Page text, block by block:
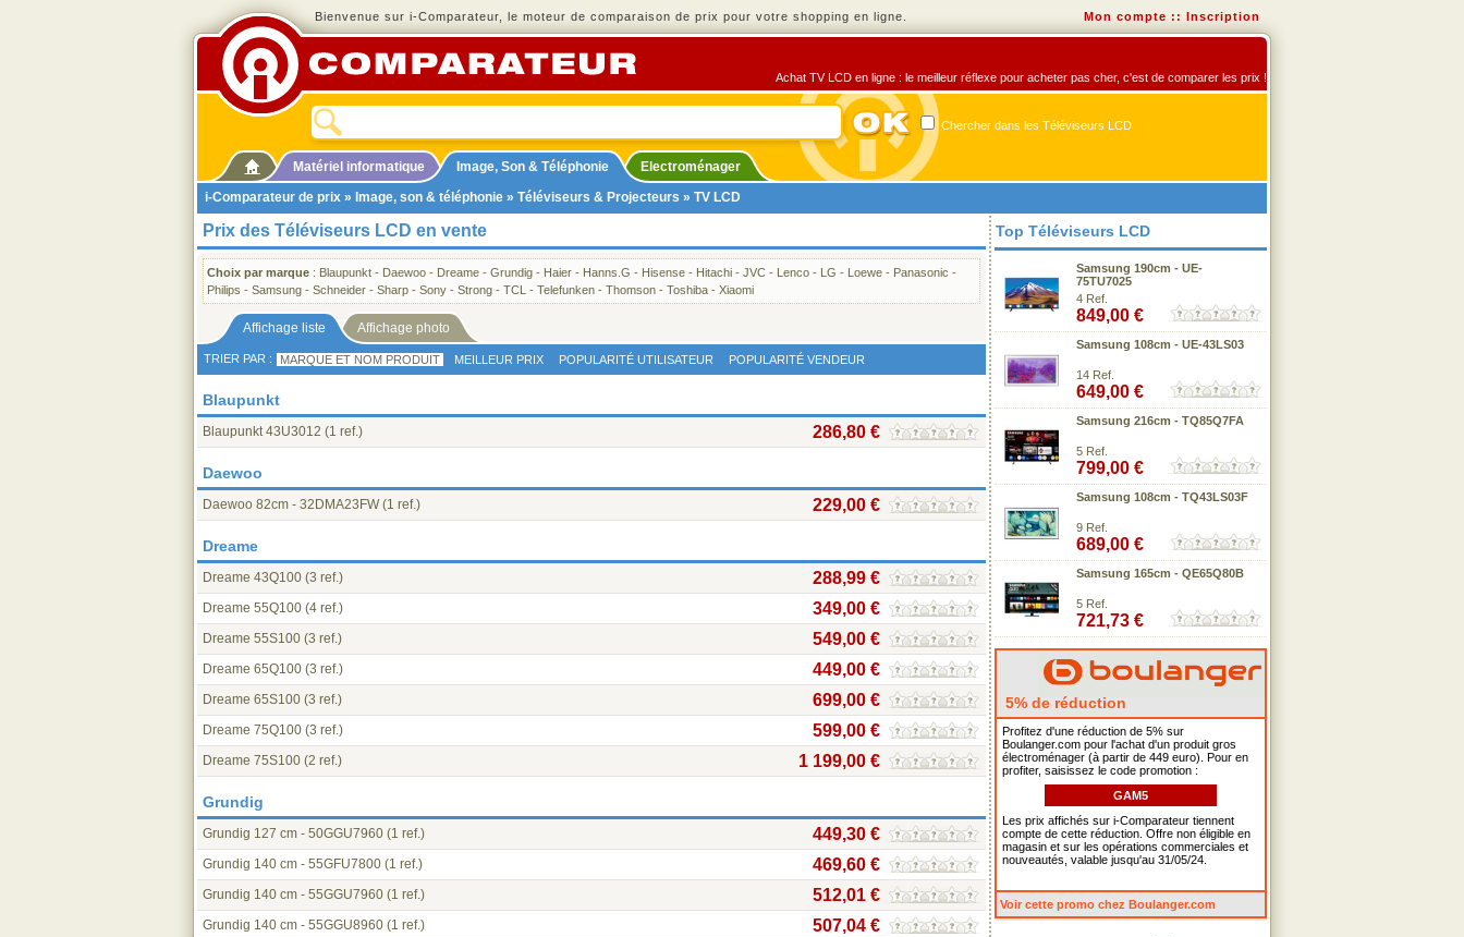
Bienvenue sur i-Comparateur, le moteur de comparaison de prix pour votre shopping en ligne. Mon compte :: Inscription
Achat TV LCD en ligne : le meilleur réflexe pour acheter pas cher, c'est de comparer les prix !
Chercher dans les Téléviseurs LCD
Matériel informatique Image, Son & Téléphonie
Electroménager
i-Comparateur de prix » Image, son & téléphonie » Téléviseurs & Projecteurs » TV LCD
Prix des Téléviseurs LCD en vente
Choix par marque : Blaupunkt - Daewoo - Dreame - Grundig - Haier - Hanns.G - Hisense - Hitachi - JVC - Lenco - LG - Loewe - Panasonic -
Philips - Samsung - Schneider - Sharp - Sony - Strong - TCL - Telefunken - Thomson - Toshiba - Xiaomi
Affichage liste Affichage photo
TRIER PAR : MARQUE ET NOM PRODUIT MEILLEUR PRIX POPULARITÉ UTILISATEUR POPULARITÉ VENDEUR
Blaupunkt
Blaupunkt 43U3012 (1 ref.) 286,80 €
Daewoo
Daewoo 82cm - 32DMA23FW(1 ref.) 229,00 €
Dreame
Dreame 43Q100 (3 ref.) 288,99 €
Dreame 55Q100 (4 ref.) 349,00 €
Dreame 55S100 (3 ref.) 549,00 €
Dreame 65Q100 (3 ref.) 449,00 €
Dreame 65S100 (3 ref.) 699,00 €
Dreame 75Q100 (3 ref.) 599,00 €
Dreame 75S100 (2 ref.) 1 199,00 €
Grundig
Grundig 127 cm - 50GGU7960 (1 ref.) 449,30 €
Grundig 140 cm - 55GFU7800 (1 ref.) 469,60 €
Grundig 140 cm - 55GGU7960 (1 ref.) 512,01 €
Grundig 140 cm - 55GGU8960 (1 ref.) 507,04 €
Top Téléviseurs LCD
Samsung 190cm - UE-
75TU7025
4 Ref.
849,00 €
Samsung 108cm - UE-43LS03
14 Ref.
649,00 €
Samsung 216cm - TQ85Q7FA
5 Ref.
799,00 €
Samsung 108cm - TQ43LS03F
9 Ref.
689,00 €
Samsung 165cm - QE65Q80B
5 Ref.
721,73 €
5% de réduction
Profitez d'une réduction de 5% sur
Boulanger.com pour l'achat d'un produit gros
électroménager (à partir de 449 euro). Pour en
profiter, saisissez le code promotion :
GAM5
Les prix affichés sur i-Comparateur tiennent
compte de cette réduction. Offre non éligible en
magasin et sur les opérations commerciales et
nouveautés, valable jusqu'au 31/05/24.
Voir cette promo chez Boulanger.com